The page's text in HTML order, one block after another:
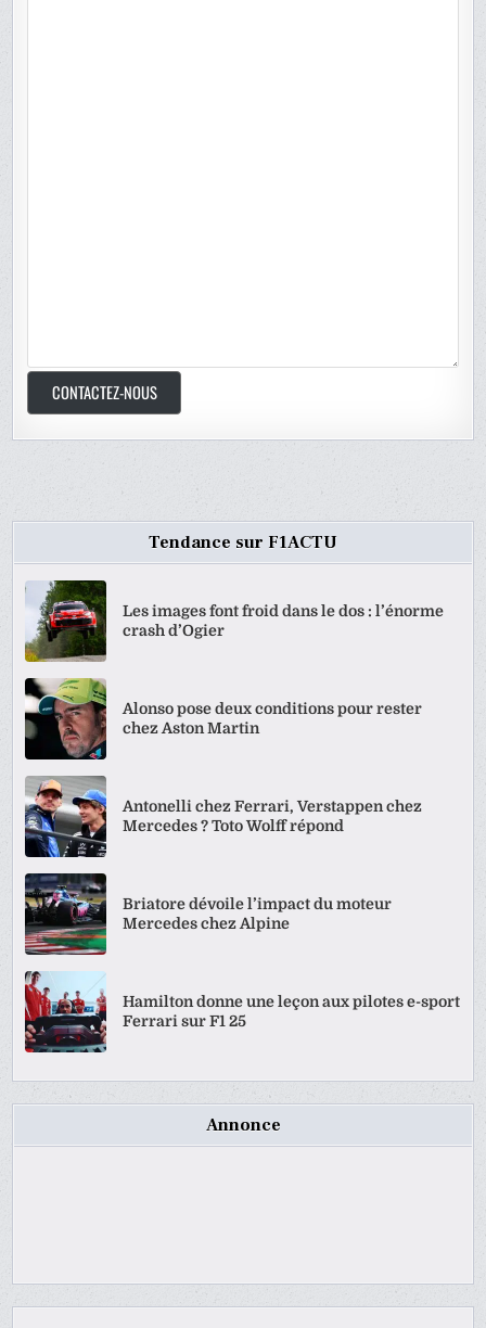
CONTACTEZ-NOUS
Tendance sur F1ACTU
Les images font froid dans le dos : l’énorme
crash d’Ogier
Alonso pose deux conditions pour rester
chez Aston Martin
Antonelli chez Ferrari, Verstappen chez
Mercedes ? Toto Wolff répond
Briatore dévoile l’impact du moteur
Mercedes chez Alpine
Hamilton donne une leçon aux pilotes e-sport
Ferrari sur F1 25
Annonce